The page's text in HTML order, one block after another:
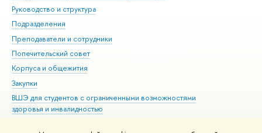
Руководство и структура
Подразделения
Преподаватели и сотрудники
Попечительский совет
Корпуса и общежития
Закупки
ВШЭ для студентов с ограниченными возможностями
здоровья и инвалидностью